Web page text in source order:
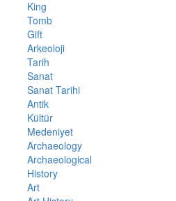
King
Tomb
Gift
Arkeoloji
Tarih
Sanat
Sanat Tarihi
Antik
Kültür
Medeniyet
Archaeology
Archaeological
History
Art